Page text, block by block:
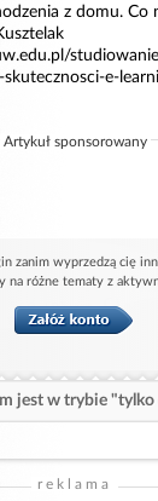
z domu. Co
e-
Artykuł sponsorowany
zanim wyprzedzą cię
na różne tematy z
jest w trybie "tylko
reklama